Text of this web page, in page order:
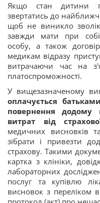
Якщо стан дитини
звертатись до
щоб не виникло
завжди мати при
особу, а також
медикам відразу
витрачаючи час на
платоспроможності.
У вищезазначеному
оплачується
повернення додому
витрат від
медичних висновків
зібрати і привезти
страхову. Такими
картка з клініки,
лабораторних
послуг та купівлю
висновок з переліком